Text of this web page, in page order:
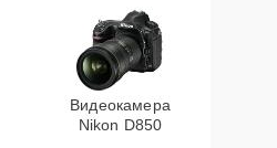
Видеокамера
Nikon D850